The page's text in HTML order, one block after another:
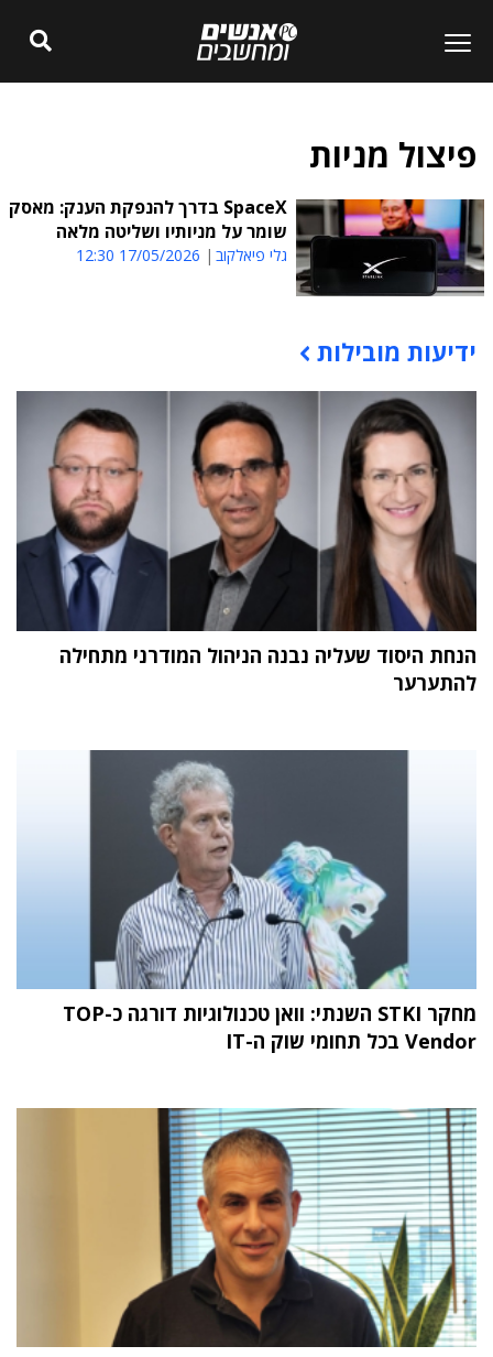
פיצול מניות
SpaceX בדרך להנפקת הענק: מאסק
שומר על מניותיו ושליטה מלאה
גלי פיאלקוב 17/05/2026 12:30
תוכן פרסומי
ידיעות מובילות
הנחת היסוד שעליה נבנה הניהול המודרני מתחילה
להתערער
מחקר STKI השנתי: וואן טכנולוגיות דורגה כ-TOP
Vendor בכל תחומי שוק ה-IT